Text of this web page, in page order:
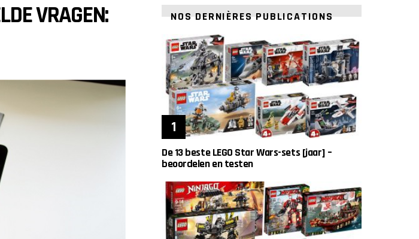
VRAGEN: NOS DERNIÈRES PUBLICATIONS
De 13 beste LEGO Star Wars-sets [jaar] –
beoordelen en testen